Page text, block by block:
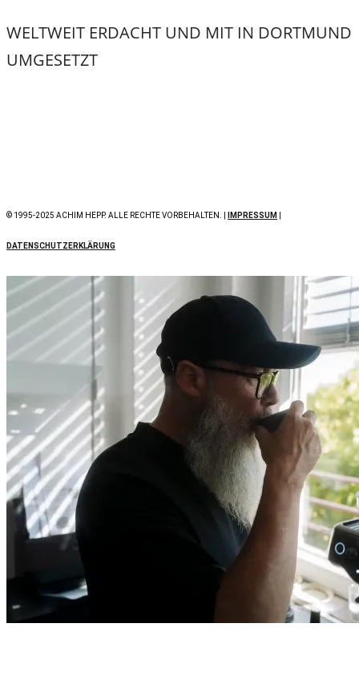
WELTWEIT ERDACHT UND MIT IN DORTMUND
UMGESETZT
© 1995-2025 ACHIM HEPP. ALLE RECHTE VORBEHALTEN. | IMPRESSUM
DATENSCHUTZERKLÄRUNG